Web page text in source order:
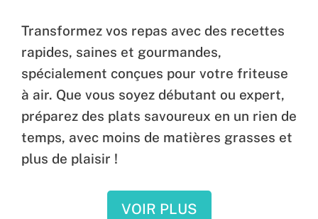
Transformez vos repas avec des recettes
rapides, saines et gourmandes,
spécialement conçues pour votre friteuse
à air. Que vous soyez débutant ou expert,
préparez des plats savoureux en un rien de
temps, avec moins de matières grasses et
plus de plaisir !
VOIR PLUS